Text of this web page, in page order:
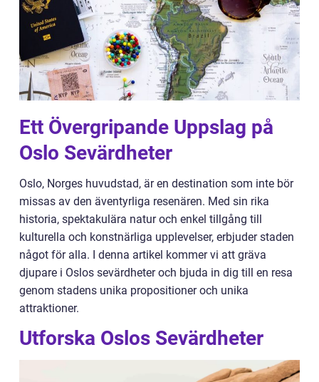
Ett Övergripande Uppslag på
Oslo Sevärdheter
Oslo, Norges huvudstad, är en destination som inte bör
missas av den äventyrliga resenären. Med sin rika
historia, spektakulära natur och enkel tillgång till
kulturella och konstnärliga upplevelser, erbjuder staden
något för alla. I denna artikel kommer vi att gräva
djupare i Oslos sevärdheter och bjuda in dig till en resa
genom stadens unika propositioner och unika
attraktioner.
Utforska Oslos Sevärdheter